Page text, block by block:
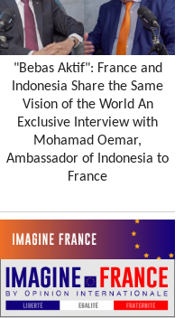
"Bebas Aktif": France and
Indonesia Share the Same
Vision of the World An
Exclusive Interview with
Mohamad Oemar,
Ambassador of Indonesia to
France